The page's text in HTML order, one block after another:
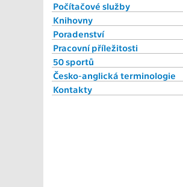
Počítačové služby
Knihovny
Poradenství
Pracovní příležitosti
50 sportů
Česko-anglická terminologie
Kontakty